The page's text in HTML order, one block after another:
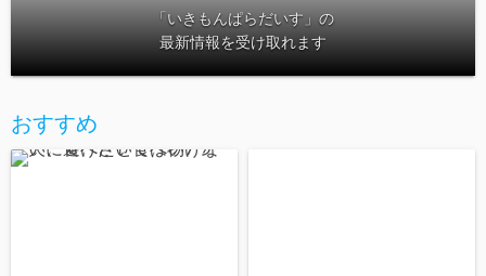
「いきもんぱらだいす」の
最新情報を受け取れます
おすすめ